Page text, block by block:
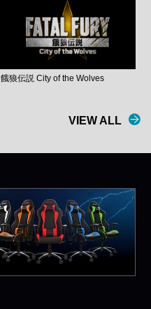
餓狼伝説 City of the Wolves
VIEW ALL